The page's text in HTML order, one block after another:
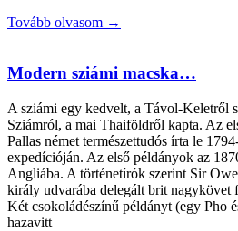
Tovább olvasom →
Modern sziámi macska…
A sziámi egy kedvelt, a Távol-Keletről
Sziámról, a mai Thaiföldről kapta. Az
Pallas német természettudós írta le
expedícióján. Az első példányok az
Angliába. A történetírók szerint Sir
király udvarába delegált brit nagykövet
Két csokoládészínű példányt (egy Pho
hazavitt